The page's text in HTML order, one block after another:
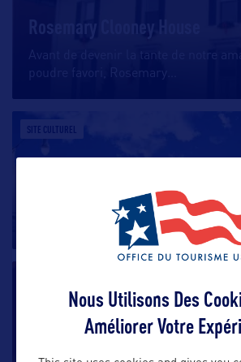
Rosemary Clooney House
Avant de devenir la tante de notre
poudre favori, Rosemary
SITE CULTUREL
Situé à Bardstown dans le Kentucky,
Historic District est…
Renfro Valley Entertainment
Ce complexe très bien situé sur la I-
Nous Utilisons Des
Améliorer Votre